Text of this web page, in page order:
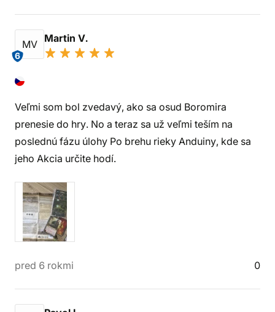
MV
6
Martin V.
Veľmi som bol zvedavý, ako sa osud Boromira
prenesie do hry. No a teraz sa už veľmi teším na
poslednú fázu úlohy Po brehu rieky Anduiny, kde sa
jeho Akcia určite hodí.
pred 6 rokmi 0